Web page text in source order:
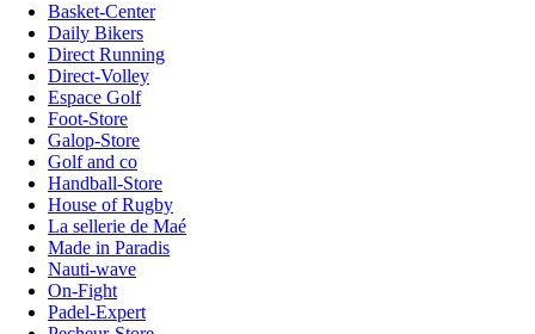
Basket-Center
Daily Bikers
Direct Running
Direct-Volley
Espace Golf
Foot-Store
Galop-Store
Golf and co
Handball-Store
House of Rugby
La sellerie de Maé
Made in Paradis
Nauti-wave
On-Fight
Padel-Expert